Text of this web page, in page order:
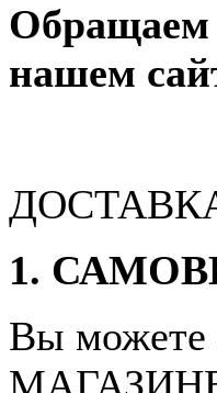
Обращаем
нашем
1.
Вы можете